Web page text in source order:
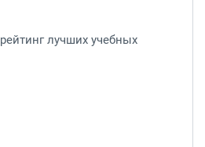
лучших учебных